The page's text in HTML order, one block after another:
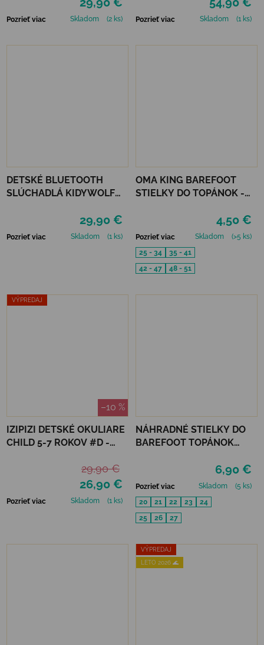
Pozrieť viac Skladom (2 ks)
HOLDERS
Pozrieť viac Skladom (1 ks)
DETSKÉ BLUETOOTH
SLÚCHADLÁ KIDYWOLF
29,90 €
Pozrieť viac Skladom (1 ks)
OMA KING BAREFOOT
STIELKY DO TOPÁNOK -
4,50 €
Pozrieť viac Skladom
(>5 ks)
25 - 34
35 - 41
42 - 47
48 - 51
VÝPREDAJ
–10 %
IZIPIZI DETSKÉ OKULIARE
CHILD 5-7 ROKOV #D -
26,90 €
29,90 €
Pozrieť viac Skladom (1 ks)
NÁHRADNÉ STIELKY DO
BAREFOOT TOPÁNOK
6,90 €
Pozrieť viac Skladom
(5 ks)
20
21 22 23
24
25
26 27
VÝPREDAJ
LETO 2026 🌊